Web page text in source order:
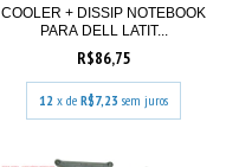
COOLER + DISSIP NOTEBOOK
PARA DELL LATIT...
R$86,75
12 x de R$7,23 sem juros